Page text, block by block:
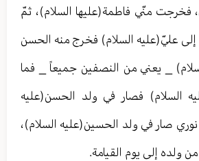
فخرجت منّي فاطمة(عليها السلام)، ثمّ
إلى عليّ(عليه السلام) فخرج منه الحسن
_ يعني من النصفين جميعاً _ فما
السلام) فصار في ولد الحسن(عليه
نوري صار في ولد الحسين(عليه السلام)،
ولده إلى يوم القيامة.